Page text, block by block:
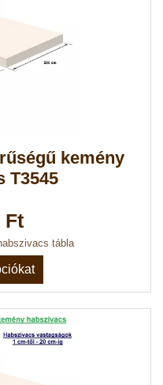
kemény
T3545
Ft
tábla